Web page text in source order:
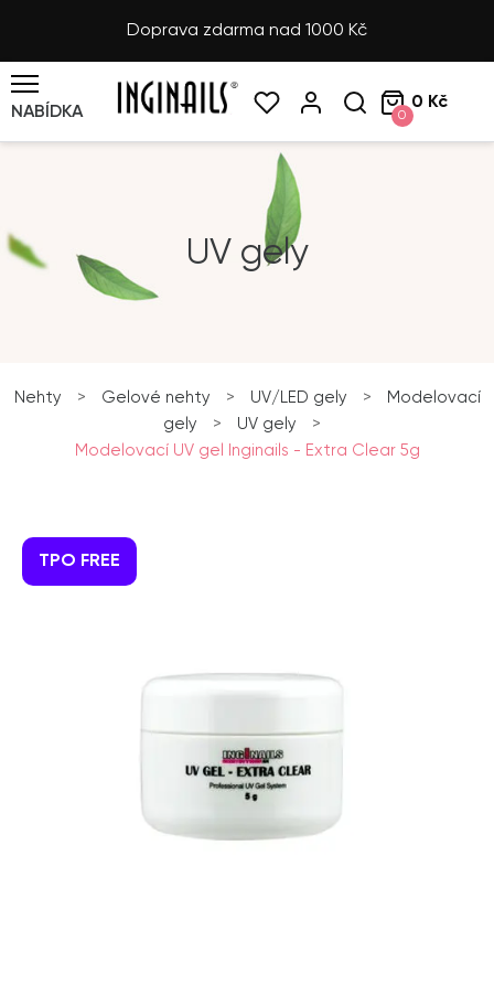
Doprava zdarma nad 1000 Kč
NABÍDKA 0
0 Kč
UV gely
Nehty > Gelové nehty > UV/LED gely >
Modelovací
gely
> UV gely
>
Modelovací UV gel Inginails - Extra Clear 5g
TPO FREE